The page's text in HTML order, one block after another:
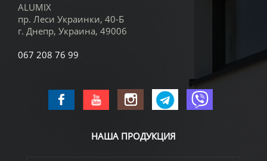
ALUMIX
пр. Леси Украинки, 40-Б
г. Днепр, Украина, 49006
067 208 76 99
НАША ПРОДУКЦИЯ